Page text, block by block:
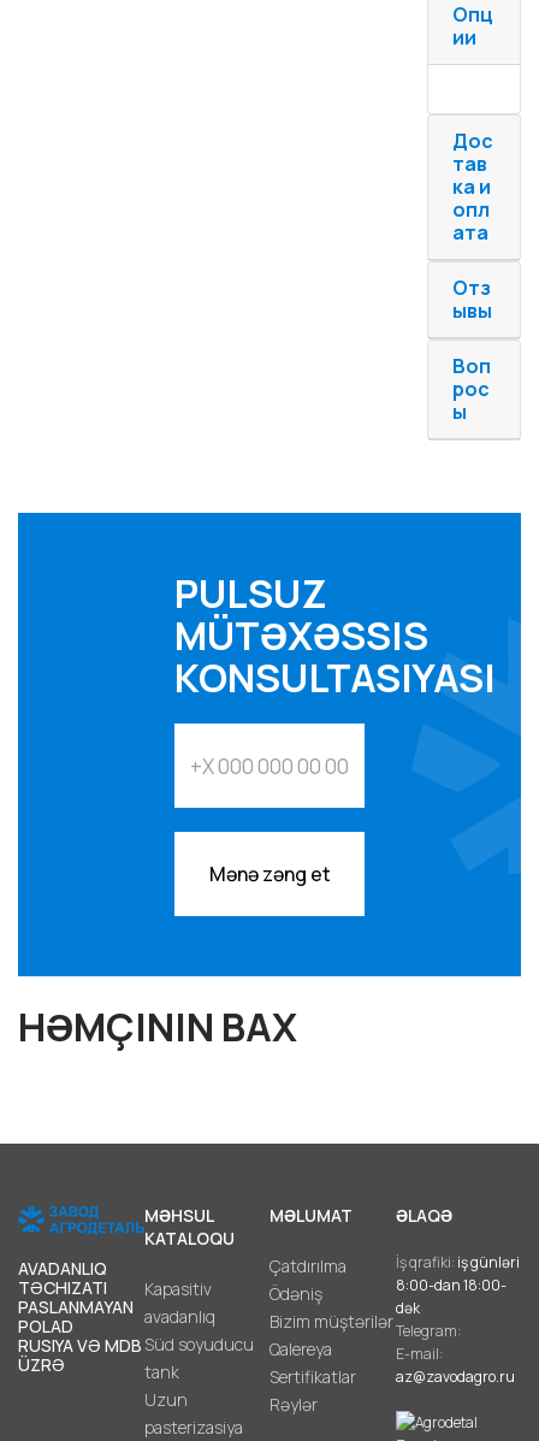
Опц
ии
Дос
тав
ка и
опл
ата
Отз
ывы
Воп
рос
ы
PULSUZ
MÜTƏXƏSSIS
KONSULTASIYASI
Mənə zəng et
HƏMÇININ BAX
AVADANLIQ
TƏCHIZATI
PASLANMAYAN
POLAD
RUSIYA VƏ MDB
ÜZRƏ
MƏHSUL
KATALOQU
Kapasitiv
avadanlıq
Süd soyuducu
tank
Uzun
pasterizasiya
MƏLUMAT
Çatdırılma
Ödəniş
Bizim müştərilər
Qalereya
Sertifikatlar
Rəylər
ƏLAQƏ
İş qrafiki: iş günləri
8:00-dan 18:00-
dək
Telegram:
E-mail:
az@zavodagro.ru